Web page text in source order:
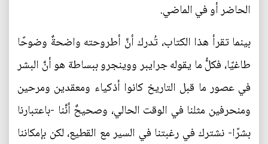
الحاضر أو في الماضي.
بينما تقرأ هذا الكتاب، تُدرك أنَّ أطروحته واضحةٌ وضوحًا
طاغيًا، فكلُّ ما يقوله جرايبر ووينجرو ببساطة هو أنَّ البشر
في عصور ما قبل التاريخ كانوا أذكياء ومعقدين ومرحين
ومنحرفين مثلنا في الوقت الحالي، وصحيحٌ أنَّنا -باعتبارنا
بشرًا- نشترك في رغبتنا في السير مع القطيع، لكن بإمكاننا